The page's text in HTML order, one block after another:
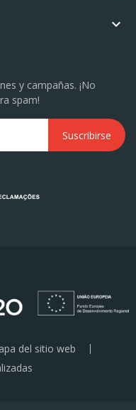

y campañas. ¡No
spam!
Suscribirse
del sitio web